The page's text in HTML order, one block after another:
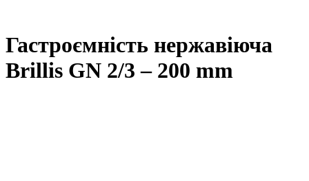
Гастроємність нержавіюча
Brillis GN 2/3 – 200 mm